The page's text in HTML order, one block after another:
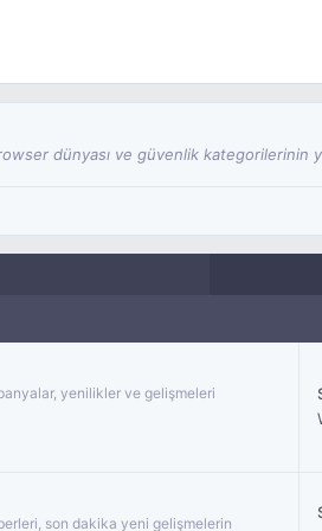
dünyası ve güvenlik kategorilerinin
yenilikler ve gelişmeleri
son dakika yeni gelişmelerin